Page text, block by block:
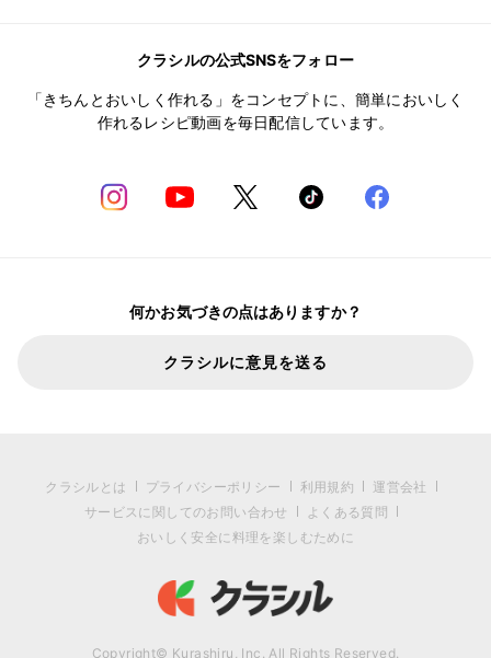
クラシルの公式SNSをフォロー
「きちんとおいしく作れる」をコンセプトに、簡単においしく
作れるレシピ動画を毎日配信しています。
何かお気づきの点はありますか？
クラシルに意見を送る
クラシルとは プライバシーポリシー 利用規約
運営会社
サービスに関してのお問い合わせ
よくある質問
おいしく安全に料理を楽しむために
Copyright© Kurashiru, Inc. All Rights Reserved.